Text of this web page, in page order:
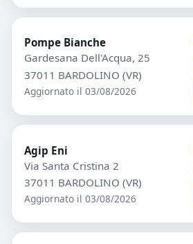
Pompe Bianche
Gardesana Dell'Acqua, 25
37011 BARDOLINO (VR)
Aggiornato il 03/08/2026
Agip Eni
Via Santa Cristina 2
37011 BARDOLINO (VR)
Aggiornato il 03/08/2026